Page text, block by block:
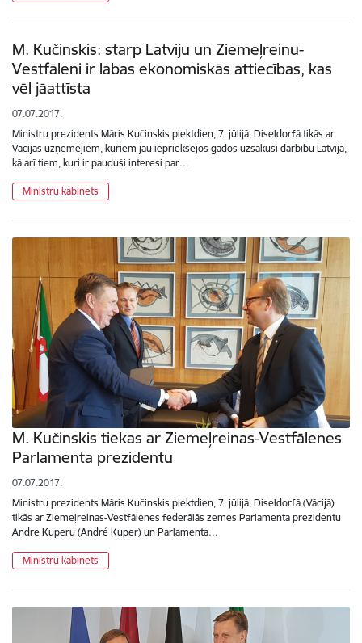
M. Kučinskis: starp Latviju un Ziemeļreinu-
Vestfāleni ir labas ekonomiskās attiecības, kas
vēl jāattīsta
07.07.2017.
Ministru prezidents Māris Kučinskis piektdien, 7. jūlijā, Diseldorfā tikās ar
Vācijas uzņēmējiem, kuriem jau iepriekšējos gados uzsākuši darbību Latvijā,
kā arī tiem, kuri ir pauduši interesi par…
Ministru kabinets
M. Kučinskis tiekas ar Ziemeļreinas-Vestfālenes
Parlamenta prezidentu
07.07.2017.
Ministru prezidents Māris Kučinskis piektdien, 7. jūlijā, Diseldorfā (Vācijā)
tikās ar Ziemeļreinas-Vestfālenes federālās zemes Parlamenta prezidentu
Andre Kuperu (André Kuper) un Parlamenta…
Ministru kabinets